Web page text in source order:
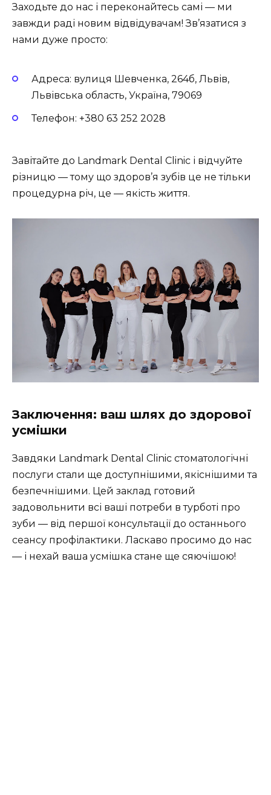
Заходьте до нас і переконайтесь самі — ми
завжди раді новим відвідувачам! Зв’язатися з
нами дуже просто:
Адреса: вулиця Шевченка, 264б, Львів,
Львівська область, Україна, 79069
Телефон: +380 63 252 2028
Завітайте до Landmark Dental Clinic і відчуйте
різницю — тому що здоров’я зубів це не тільки
процедурна річ, це — якість життя.
Заключення: ваш шлях до здорової
усмішки
Завдяки Landmark Dental Clinic стоматологічні
послуги стали ще доступнішими, якіснішими та
безпечнішими. Цей заклад готовий
задовольнити всі ваші потреби в турботі про
зуби — від першої консультації до останнього
сеансу профілактики. Ласкаво просимо до нас
— і нехай ваша усмішка стане ще сяючішою!